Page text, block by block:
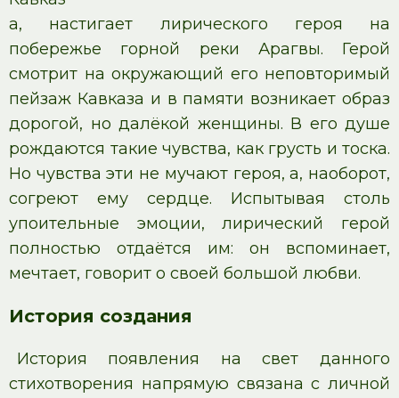
а, настигает лирического героя на
побережье горной реки Арагвы. Герой
смотрит на окружающий его неповторимый
пейзаж Кавказа и в памяти возникает образ
дорогой, но далёкой женщины. В его душе
рождаются такие чувства, как грусть и тоска.
Но чувства эти не мучают героя, а, наоборот,
согреют ему сердце. Испытывая столь
упоительные эмоции, лирический герой
полностью отдаётся им: он вспоминает,
мечтает, говорит о своей большой любви.
История создания
История появления на свет данного
стихотворения напрямую связана с личной